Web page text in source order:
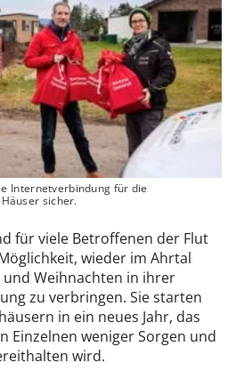
Internetverbindung für die
sicher.
für viele Betroffenen der Flut
wieder im Ahrtal
Weihnachten in ihrer
zu verbringen. Sie starten
in ein neues Jahr, das
Einzelnen weniger Sorgen und
wird.